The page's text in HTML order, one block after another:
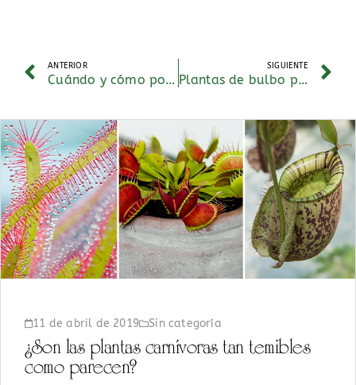
ANTERIOR
Cuándo y cómo podar los árboles del jardín
SIGUIENTE
Plantas de bulbo para el verano
11 de abril de 2019 Sin categoría
¿Son las plantas carnívoras tan temibles
como parecen?